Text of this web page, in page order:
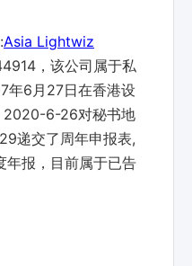
Asia Lightwiz
，该公司属于私
年6月27日在香港设
2020-6-26对秘书地
递交了周年申报表,
年报，目前属于已告